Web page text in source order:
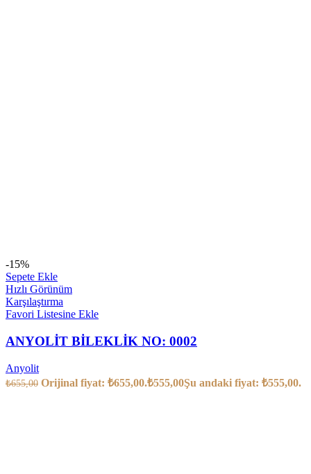
-15%
Sepete Ekle
Hızlı Görünüm
Karşılaştırma
Favori Listesine Ekle
ANYOLİT BİLEKLİK NO: 0002
Anyolit
₺655,00 Orijinal fiyat: ₺655,00.₺555,00Şu andaki fiyat: ₺555,00.